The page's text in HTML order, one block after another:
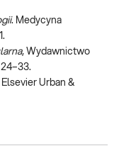
. Medycyna
, Wydawnictwo
Elsevier Urban &